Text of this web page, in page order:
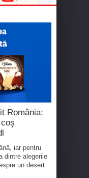
România:
iar pentru
dintre alegerile
un desert